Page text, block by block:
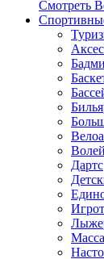
Смотреть
Дартс